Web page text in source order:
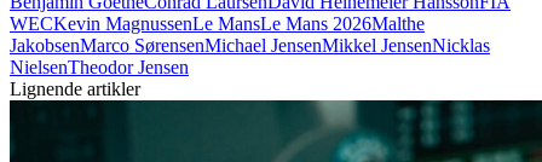
WECKevin MagnussenLe MansLe Mans 2026Malthe
JakobsenMarco SørensenMichael JensenMikkel JensenNicklas
NielsenTheodor Jensen
Lignende artikler